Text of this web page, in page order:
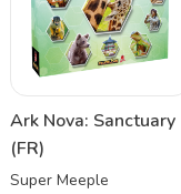
Ark Nova: Sanctuary
(FR)
Super Meeple